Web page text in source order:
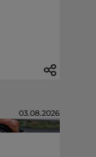
03.08.2026